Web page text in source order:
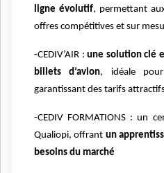
ligne évolutif, permettant
offres compétitives et sur
-CEDIV’AIR :une solution clé
billets d’avion, idéale
garantissant des tarifs
-CEDIV FORMATIONS : un
Qualiopi, offrant un
besoins du marché